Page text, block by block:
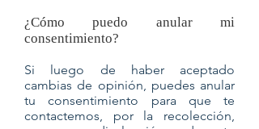
¿Cómo puedo anular mi
consentimiento?
Si luego de haber aceptado
cambias de opinión, puedes anular
tu consentimiento para que te
contactemos, por la recolección,